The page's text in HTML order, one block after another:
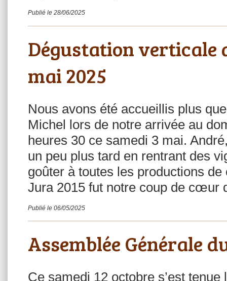
Publié le 28/06/2025
Dégustation verticale
mai 2025
Nous avons été accueillis plus
Michel lors de notre arrivée au
heures 30 ce samedi 3 mai.
un peu plus tard en rentrant des
goûter à toutes les productions
Jura 2015 fut notre coup de cœur
Publié le 06/05/2025
Assemblée Générale
Ce samedi 12 octobre s’est